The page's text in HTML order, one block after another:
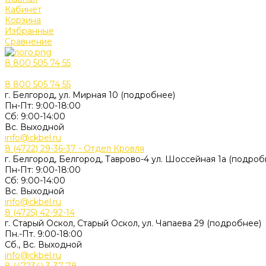
Кабинет
Корзина
Избранные
Сравнение
8 800 505 74 55
8 800 505 74 55
г. Белгород, ул. Мирная 10 (подробнее)
Пн-Пт: 9:00-18:00
Cб: 9:00-14:00
Вс. Выходной
info@ckbel.ru
8 (4722) 29-36-37 - Отдел Кровля
г. Белгород, Белгород, Таврово-4 ул. Шоссейная 1а
Пн-Пт: 9:00-18:00
Cб: 9:00-14:00
Вс. Выходной
info@ckbel.ru
8 (4725) 42-92-14
г. Старый Оскол, Старый Оскол, ул. Чапаева 29 (подробнее)
Пн.-Пт. 9:00-18:00
Сб., Вс. Выходной
info@ckbel.ru